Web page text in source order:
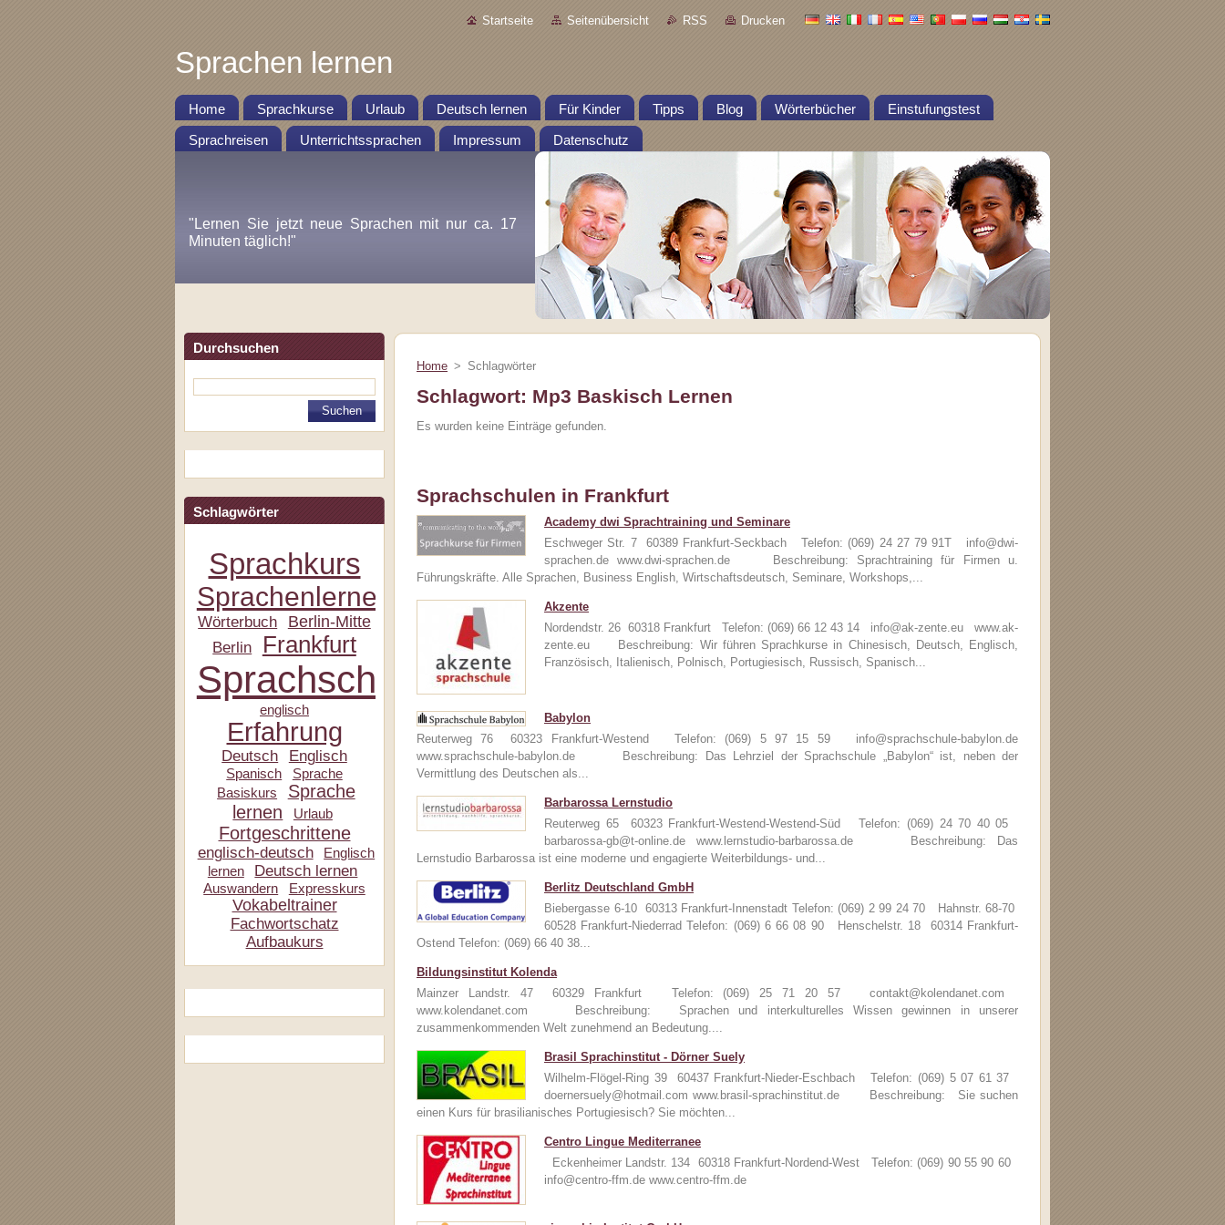
Startseite Seitenübersicht RSS Drucken
Sprachen lernen
Home Sprachkurse Urlaub Deutsch lernen Für Kinder Tipps Blog Wörterbücher Einstufungstest
Sprachreisen Unterrichtssprachen Impressum Datenschutz
"Lernen Sie jetzt neue Sprachen mit nur ca. 17
Minuten täglich!"
Durchsuchen
Schlagwörter
Sprachkurs
Sprachenlernen24
Wörterbuch Berlin-Mitte
Berlin Frankfurt
Sprachschule
englisch
Erfahrung
Deutsch Englisch
Spanisch
Sprache
Basiskurs
Sprache
lernen
Urlaub
Fortgeschrittene
englisch-deutsch
Englisch
lernen
Deutsch lernen
Auswandern Expresskurs
Vokabeltrainer
Fachwortschatz
Aufbaukurs
Home > Schlagwörter
Schlagwort: Mp3 Baskisch Lernen
Es wurden keine Einträge gefunden.
Sprachschulen in Frankfurt
Academy dwi Sprachtraining und Seminare
Eschweger Str. 7 60389 Frankfurt-Seckbach Telefon: (069) 24 27 79 91T info@dwi-
sprachen.de www.dwi-sprachen.de Beschreibung: Sprachtraining für Firmen u.
Führungskräfte. Alle Sprachen, Business English, Wirtschaftsdeutsch, Seminare, Workshops,...
Akzente
Nordendstr. 26 60318 Frankfurt Telefon: (069) 66 12 43 14 info@ak-zente.eu www.ak-
zente.eu Beschreibung: Wir führen Sprachkurse in Chinesisch, Deutsch, Englisch,
Französisch, Italienisch, Polnisch, Portugiesisch, Russisch, Spanisch...
Babylon
Reuterweg 76 60323 Frankfurt-Westend Telefon: (069) 5 97 15 59 info@sprachschule-babylon.de
www.sprachschule-babylon.de Beschreibung: Das Lehrziel der Sprachschule „Babylon“ ist, neben der
Vermittlung des Deutschen als...
Barbarossa Lernstudio
Reuterweg 65 60323 Frankfurt-Westend-Westend-Süd Telefon: (069) 24 70 40 05
barbarossa-gb@t-online.de www.lernstudio-barbarossa.de Beschreibung: Das
Lernstudio Barbarossa ist eine moderne und engagierte Weiterbildungs- und...
Berlitz Deutschland GmbH
Biebergasse 6-10 60313 Frankfurt-Innenstadt Telefon: (069) 2 99 24 70 Hahnstr. 68-70
60528 Frankfurt-Niederrad Telefon: (069) 6 66 08 90 Henschelstr. 18 60314 Frankfurt-
Ostend Telefon: (069) 66 40 38...
Bildungsinstitut Kolenda
Mainzer Landstr. 47 60329 Frankfurt Telefon: (069) 25 71 20 57 contakt@kolendanet.com
www.kolendanet.com Beschreibung: Sprachen und interkulturelles Wissen gewinnen in unserer
zusammenkommenden Welt zunehmend an Bedeutung....
Brasil Sprachinstitut - Dörner Suely
Wilhelm-Flögel-Ring 39 60437 Frankfurt-Nieder-Eschbach Telefon: (069) 5 07 61 37
doernersuely@hotmail.com www.brasil-sprachinstitut.de Beschreibung: Sie suchen
einen Kurs für brasilianisches Portugiesisch? Sie möchten...
Centro Lingue Mediterranee
Eckenheimer Landstr. 134 60318 Frankfurt-Nordend-West Telefon: (069) 90 55 90 60
info@centro-ffm.de www.centro-ffm.de